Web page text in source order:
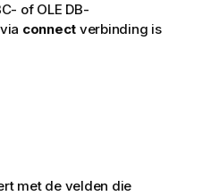
- of OLE DB-
connect verbinding is
met de velden die